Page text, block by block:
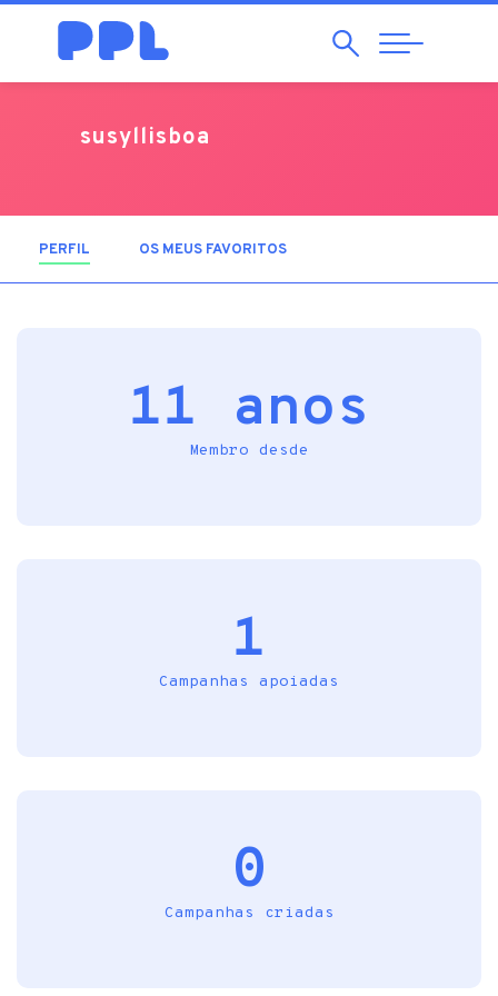
Pesquisar
Abrir
Navegação
susyllisboa
PERFIL (SEPARADOR ATIVO)
OS MEUS FAVORITOS
11 anos
Membro desde
1
Campanhas apoiadas
0
Campanhas criadas